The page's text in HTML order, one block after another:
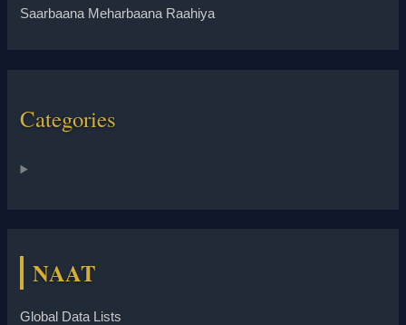
Saarbaana Meharbaana Raahiya
Categories
NAAT
Global Data Lists